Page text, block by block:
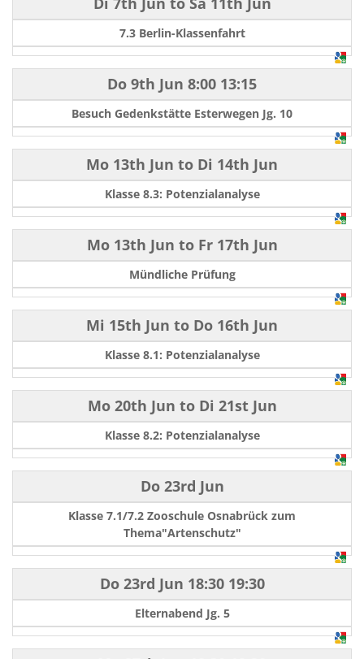
7.3 Berlin-Klassenfahrt
Do 9th Jun 8:00 13:15
Besuch Gedenkstätte Esterwegen Jg. 10
Mo 13th Jun to Di 14th Jun
Klasse 8.3: Potenzialanalyse
Mo 13th Jun to Fr 17th Jun
Mündliche Prüfung
Mi 15th Jun to Do 16th Jun
Klasse 8.1: Potenzialanalyse
Mo 20th Jun to Di 21st Jun
Klasse 8.2: Potenzialanalyse
Do 23rd Jun
Klasse 7.1/7.2 Zooschule Osnabrück zum
Thema"Artenschutz"
Do 23rd Jun 18:30 19:30
Elternabend Jg. 5